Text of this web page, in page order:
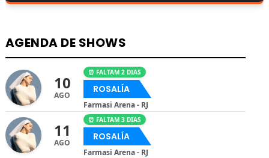
AGENDA DE SHOWS
10
AGO
⏰ FALTAM 2 DIAS
ROSALÍA
Farmasi Arena - RJ
11
AGO
⏰ FALTAM 3 DIAS
ROSALÍA
Farmasi Arena - RJ